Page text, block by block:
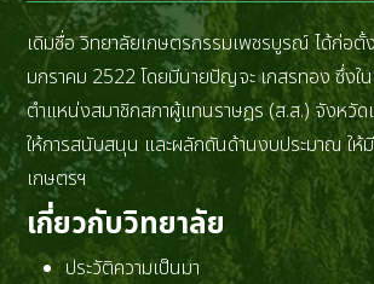
เดิมชื่อ วิทยาลัยเกษตรกรรมเพชรบูรณ์ ได้ก่อตั้
มกราคม 2522 โดยมีนายปัญจะ เกสรทอง ซึ่งใ
ตำแหน่งสมาชิกสภาผู้แทนราษฎร (ส.ส.) จังหวั
ให้การสนับสนุน และผลักดันด้านงบประมาณ ให้
เกษตรฯ
เกี่ยวกับวิทยาลัย
ประวัติความเป็นมา